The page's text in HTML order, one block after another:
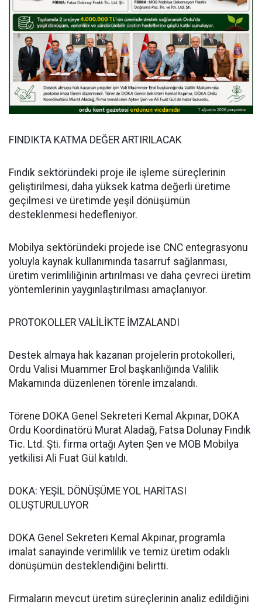
FINDIKTA KATMA DEĞER ARTIRILACAK
Fındık sektöründeki proje ile işleme süreçlerinin
geliştirilmesi, daha yüksek katma değerli üretime
geçilmesi ve üretimde yeşil dönüşümün
desteklenmesi hedefleniyor.
Mobilya sektöründeki projede ise CNC entegrasyonu
yoluyla kaynak kullanımında tasarruf sağlanması,
üretim verimliliğinin artırılması ve daha çevreci üretim
yöntemlerinin yaygınlaştırılması amaçlanıyor.
PROTOKOLLER VALİLİKTE İMZALANDI
Destek almaya hak kazanan projelerin protokolleri,
Ordu Valisi Muammer Erol başkanlığında Valilik
Makamında düzenlenen törenle imzalandı.
Törene DOKA Genel Sekreteri Kemal Akpınar, DOKA
Ordu Koordinatörü Murat Aladağ, Fatsa Dolunay Fındık
Tic. Ltd. Şti. firma ortağı Ayten Şen ve MOB Mobilya
yetkilisi Ali Fuat Gül katıldı.
DOKA: YEŞİL DÖNÜŞÜME YOL HARİTASI
OLUŞTURULUYOR
DOKA Genel Sekreteri Kemal Akpınar, programla
imalat sanayinde verimlilik ve temiz üretim odaklı
dönüşümün desteklendiğini belirtti.
Firmaların mevcut üretim süreçlerinin analiz edildiğini